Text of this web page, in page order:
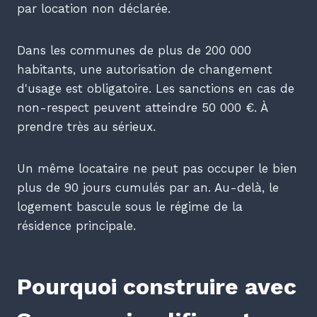
par location non déclarée.
Dans les communes de plus de 200 000
habitants, une autorisation de changement
d'usage est obligatoire. Les sanctions en cas de
non-respect peuvent atteindre 50 000 €. À
prendre très au sérieux.
Un même locataire ne peut pas occuper le bien
plus de 90 jours cumulés par an. Au-delà, le
logement bascule sous le régime de la
résidence principale.
Pourquoi construire avec